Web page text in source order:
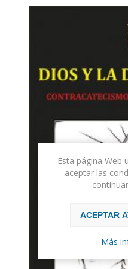
Esta página Web
aceptar las
ACEPTAR
Más